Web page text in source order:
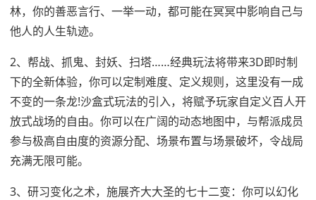
林，你的善恶言行、一举一动，都可能在冥冥中影响自己与
他人的人生轨迹。
2、帮战、抓鬼、封妖、扫塔……经典玩法将带来3D即时制
下的全新体验，你可以定制难度、定义规则，这里没有一成
不变的一条龙!沙盒式玩法的引入，将赋予玩家自定义百人开
放式战场的自由。你可以在广阔的动态地图中，与帮派成员
参与极高自由度的资源分配、场景布置与场景破坏，令战局
充满无限可能。
3、研习变化之术，施展齐大大圣的七十二变：你可以幻化